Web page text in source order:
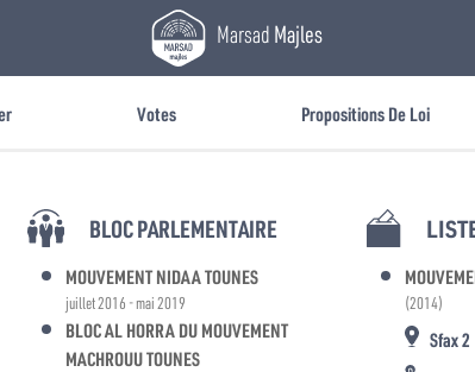
MarsadMajles
Votes Propositions De Loi
BLOC PARLEMENTAIRE
MOUVEMENT NIDAA TOUNES
juillet 2016 - mai 2019
BLOC AL HORRA DU MOUVEMENT
MACHROUU TOUNES
(2014)
Sfax 2